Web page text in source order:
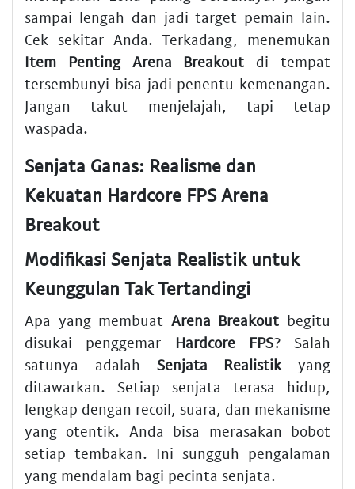
sampai lengah dan jadi target pemain lain.
Cek sekitar Anda. Terkadang, menemukan
Item Penting Arena Breakout di tempat
tersembunyi bisa jadi penentu kemenangan.
Jangan takut menjelajah, tapi tetap
waspada.
Senjata Ganas: Realisme dan
Kekuatan Hardcore FPS Arena
Breakout
Modifikasi Senjata Realistik untuk
Keunggulan Tak Tertandingi
Apa yang membuat Arena Breakout begitu
disukai penggemar
Hardcore FPS? Salah
satunya adalah Senjata Realistikyang
ditawarkan. Setiap senjata terasa hidup,
lengkap dengan recoil, suara, dan mekanisme
yang otentik. Anda bisa merasakan bobot
setiap tembakan. Ini sungguh pengalaman
yang mendalam bagi pecinta senjata.